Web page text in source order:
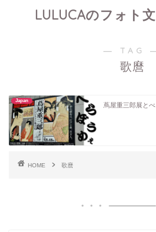
LULUCAのフォト
― TAG
歌麿
Japan
蔦屋重三郎展と
HOME 歌麿